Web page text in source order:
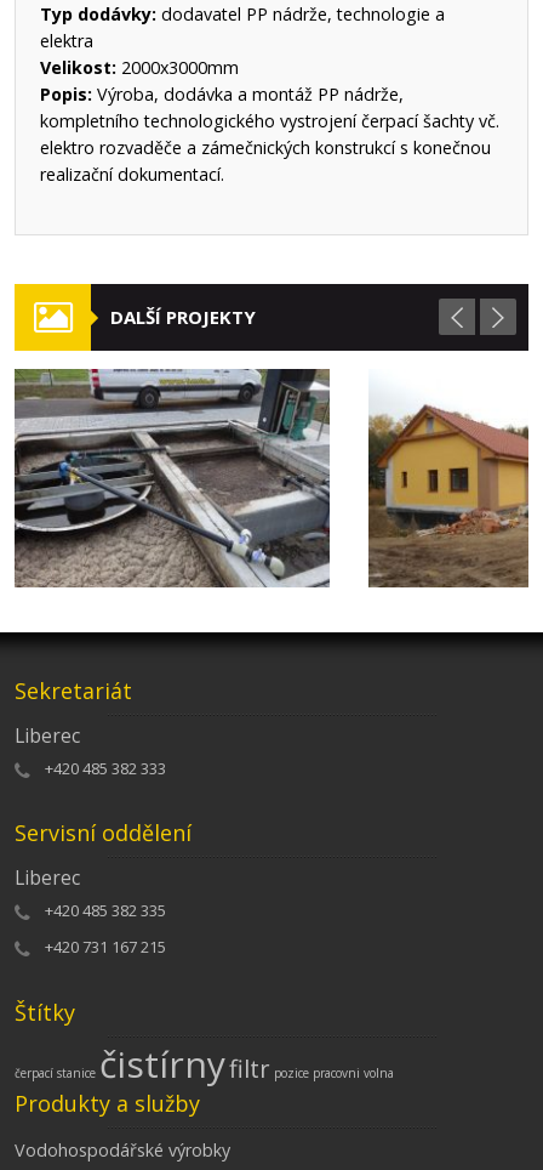
Typ dodávky: dodavatel PP nádrže, technologie a
elektra
Velikost: 2000x3000mm
Popis: Výroba, dodávka a montáž PP nádrže,
kompletního technologického vystrojení čerpací šachty vč.
elektro rozvaděče a zámečnických konstrukcí s konečnou
realizační dokumentací.
DALŠÍ PROJEKTY
Sekretariát
Liberec
+420 485 382 333
Servisní oddělení
Liberec
+420 485 382 335
+420 731 167 215
Štítky
čerpací stanice čistírnyfiltr pozice pracovni volna
Produkty a služby
Vodohospodářské výrobky